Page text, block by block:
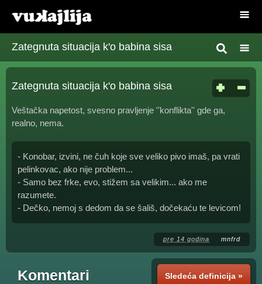
Zategnuta situacija k'o babina sisa
Zategnuta situacija k'o babina sisa
Veštačka napetost, svesno pravljenje ''konflikta'' gde ga,
realno, nema.
- Konobar, izvini, ne čuh koje sve veliko pivo imaš, pa vrati
pelinkovac, ako nije problem...
- Samo bez frke, evo, stižem sa velikim... ako me
razumete.
- Dečko, nemoj s dedom da se šališ, dočekaću te levicom!
pre 14 godina mnfrd
Sledeća definicija »
Komentari